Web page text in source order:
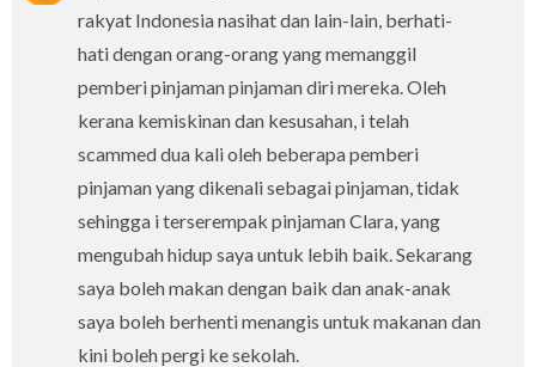
rakyat Indonesia nasihat dan lain-lain, berhati-
hati dengan orang-orang yang memanggil
pemberi pinjaman pinjaman diri mereka. Oleh
kerana kemiskinan dan kesusahan, i telah
scammed dua kali oleh beberapa pemberi
pinjaman yang dikenali sebagai pinjaman, tidak
sehingga i terserempak pinjaman Clara, yang
mengubah hidup saya untuk lebih baik. Sekarang
saya boleh makan dengan baik dan anak-anak
saya boleh berhenti menangis untuk makanan dan
kini boleh pergi ke sekolah.